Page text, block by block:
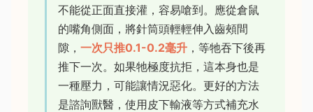
不能從正面直接灌，容易嗆到。應從倉鼠
的嘴角側面，將針筒頭輕輕伸入齒頰間
隙， 一次只推0.1-0.2毫升 ，等牠吞下後再
推下一次。如果牠極度抗拒，這本身也是
一種壓力，可能讓情況惡化。更好的方法
是諮詢獸醫，使用皮下輸液等方式補充水